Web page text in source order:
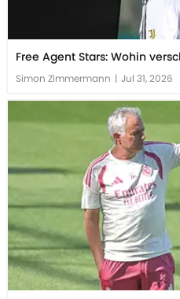
Free Agent Stars: Wohin
Simon Zimmermann | Jul 31, 2026